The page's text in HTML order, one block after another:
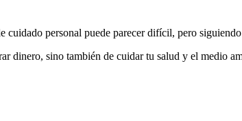
cuidado personal puede parecer difícil, pero
dinero, sino también de cuidar tu salud y el medio